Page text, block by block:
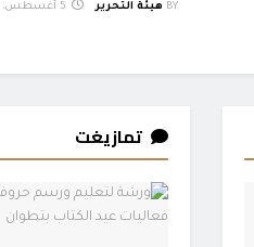
BY هيئة التحرير
تمازيغت